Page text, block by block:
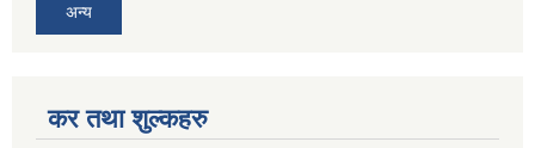
अन्य
कर तथा शुल्कहरु